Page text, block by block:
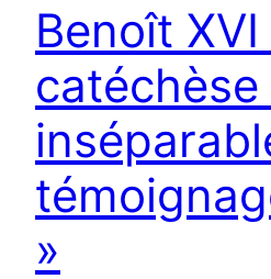
Benoît XVI
»